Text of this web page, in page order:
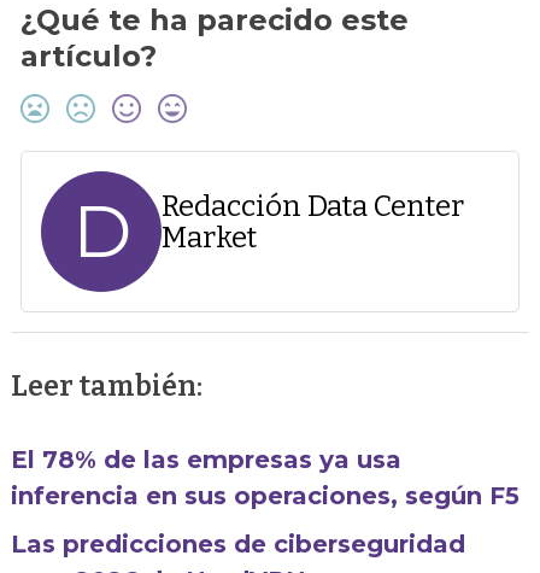
¿Qué te ha parecido este
artículo?
D
Redacción Data Center
Market
Leer también:
El 78% de las empresas ya usa
inferencia en sus operaciones, según F5
Las predicciones de ciberseguridad